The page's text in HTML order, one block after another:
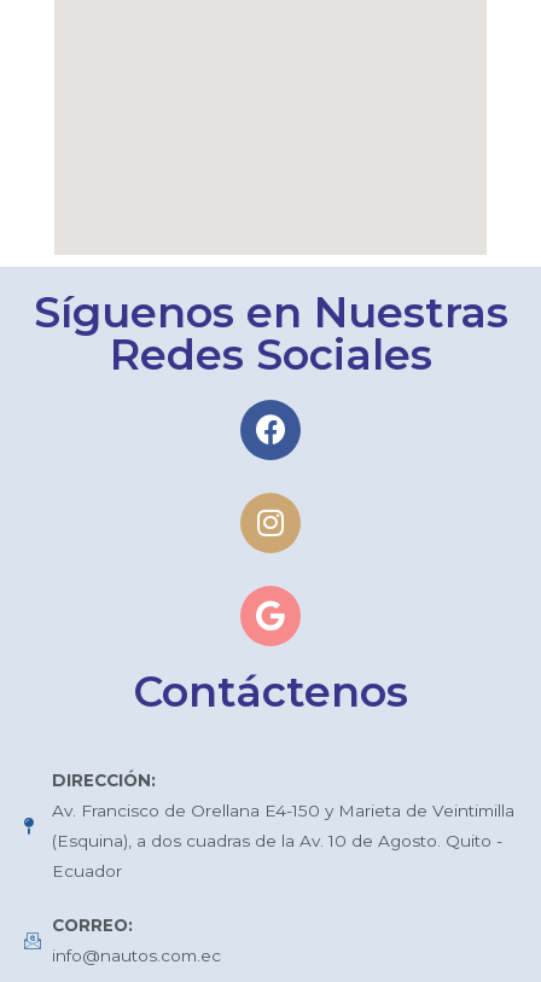
Síguenos en Nuestras
Redes Sociales
Contáctenos
DIRECCIÓN:
Av. Francisco de Orellana E4-150 y Marieta de Veintimilla
(Esquina), a dos cuadras de la Av. 10 de Agosto. Quito -
Ecuador
CORREO:
info@nautos.com.ec